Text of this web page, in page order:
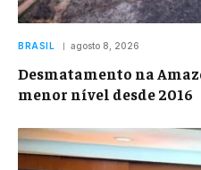
BRASIL agosto 8, 2026
Desmatamento na
menor nível desde 2016